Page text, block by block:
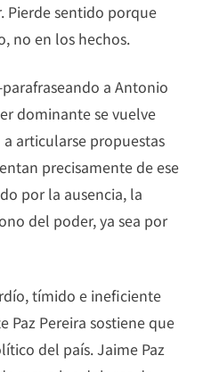
Pierde sentido porque
no en los hechos.
a Antonio
dominante se vuelve
articularse propuestas
precisamente de ese
por la ausencia, la
del poder, ya sea por
tímido e ineficiente
Pereira sostiene que
del país. Jaime Paz